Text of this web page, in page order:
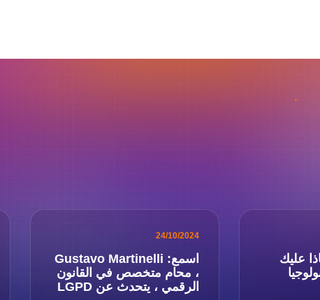
عليك
24/10/2024
اسمع: Gustavo Martinelli
، محام متخصص في القانون
الرقمي ، يتحدث عن LGPD